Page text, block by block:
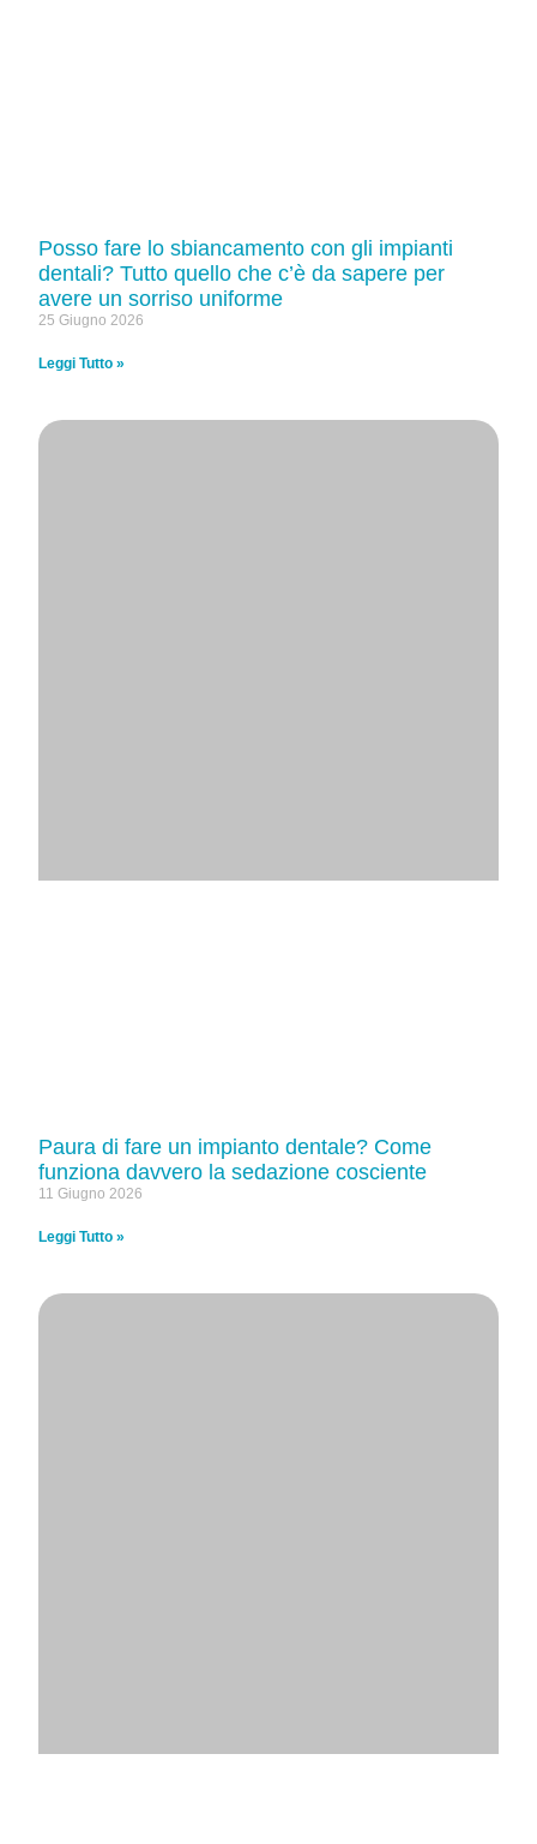
Posso fare lo sbiancamento con gli impianti
dentali? Tutto quello che c’è da sapere per
avere un sorriso uniforme
25 Giugno 2026
Leggi Tutto »
Paura di fare un impianto dentale? Come
funziona davvero la sedazione cosciente
11 Giugno 2026
Leggi Tutto »